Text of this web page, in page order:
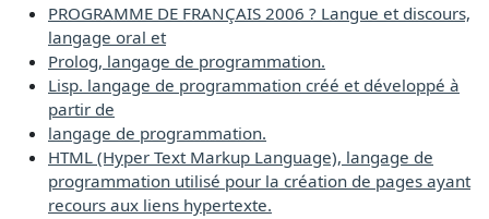
PROGRAMME DE FRANÇAIS 2006 ? Langue et discours,
langage oral et
Prolog, langage de programmation.
Lisp. langage de programmation créé et développé à
partir de
langage de programmation.
HTML (Hyper Text Markup Language), langage de
programmation utilisé pour la création de pages ayant
recours aux liens hypertexte.